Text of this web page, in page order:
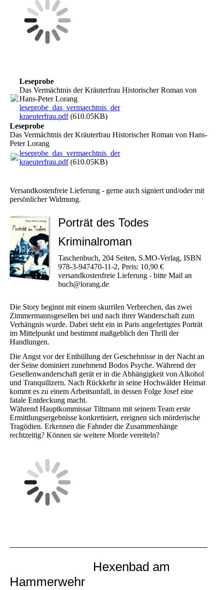
Leseprobe
Das Vermächtnis der Kräuterfrau Historischer Roman von
Hans-Peter Lorang
leseprobe_das_vermaechtnis_der
kraeuterfrau.pdf(610.05KB)
Leseprobe
Das Vermächtnis der Kräuterfrau Historischer Roman von Hans-
Peter Lorang
leseprobe_das_vermaechtnis_der
kraeuterfrau.pdf(610.05KB)
Versandkostenfreie Lieferung - gerne auch signiert und/oder mit
persönlicher Widmung.
Porträt des Todes
Kriminalroman
Taschenbuch, 204 Seiten, S.MO-Verlag, ISBN
978-3-947470-11-2, Preis: 10,90 €
versandkostenfreie Lieferung - bitte Mail an
buch@lorang.de
Die Story beginnt mit einem skurrilen Verbrechen, das zwei
Zimmermannsgesellen bei und nach ihrer Wanderschaft zum
Verhängnis wurde. Dabei steht ein in Paris angefertigtes Porträt
im Mittelpunkt und bestimmt maßgeblich den Thrill der
Handlungen.
Die Angst vor der Enthüllung der Geschehnisse in der Nacht an
der Seine dominiert zunehmend Bodos Psyche. Während der
Gesellenwanderschaft gerät er in die Abhängigkeit von Alkohol
und Tranquilizern. Nach Rückkehr in seine Hochwälder Heimat
kommt es zu einem Arbeitsunfall, in dessen Folge Josef eine
fatale Entdeckung macht.
Während Hauptkommissar Tiltmann mit seinem Team erste
Ermittlungsergebnisse konkretisiert, ereignen sich mörderische
Tragödien. Erkennen die Fahnder die Zusammenhänge
rechtzeitig? Können sie weitere Morde vereiteln?
Hexenbad am
Hammerwehr